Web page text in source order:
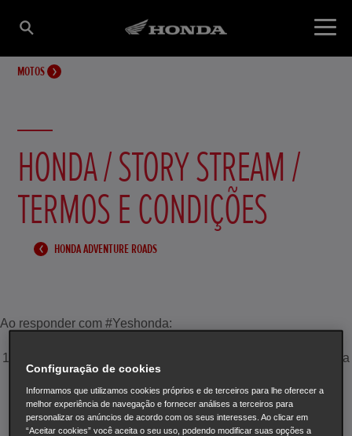
MOTOS
HONDA / STORY STREAM /
TERMOS E CONDIÇÕES
HONDA ADVENTURE ROADS
Ao responder com #Yeshonda:
O utilizador concede irrevogavelmente autorização à Honda
e às empresas do seu grupo, agentes e associados para
utilizar o Conteúdo de forma perpétua e em todo o mundo,
para utilização comercial em todo e qualquer meio de
comunicação, incluindo (entre outros) catálogos impressos
Configuração de cookies
Informamos que utilizamos cookies próprios e de terceiros para lhe oferecer a
melhor experiência de navegação e fornecer análises a terceiros para
personalizar os anúncios de acordo com os seus interesses. Ao clicar em
“Aceitar cookies” você aceita o seu uso, podendo modificar suas opções a